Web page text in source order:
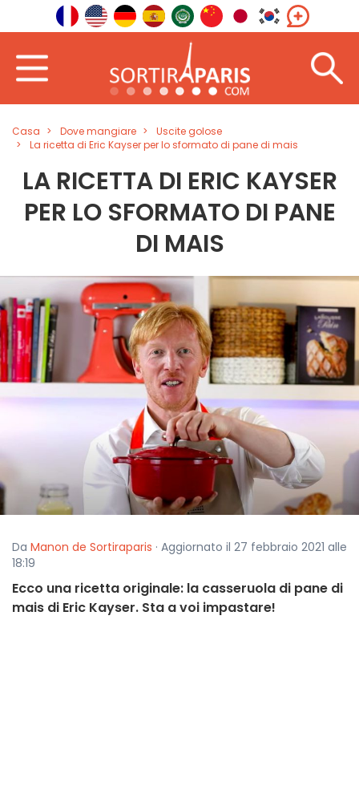
Casa Dove mangiare
Uscite golose
La ricetta di Eric Kayser per lo sformato di pane di mais
LA RICETTA DI ERIC KAYSER
PER LO SFORMATO DI PANE
DI MAIS
Da Manon de Sortiraparis · Aggiornato il 27 febbraio 2021 alle
18:19
Ecco una ricetta originale: la casseruola di pane di
mais di Eric Kayser. Sta a voi impastare!